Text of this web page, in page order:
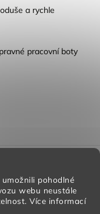
pohodlné
webu neustále
Více informací
a rychle
pracovní boty
údajů